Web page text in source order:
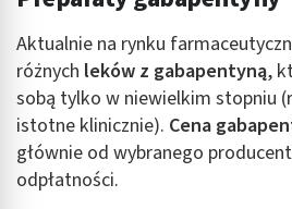
Aktualnie na rynku
różnych leków z gabapentyną,
sobą tylko w niewielkim stopniu
istotne klinicznie). Cena
głównie od wybranego
odpłatności.